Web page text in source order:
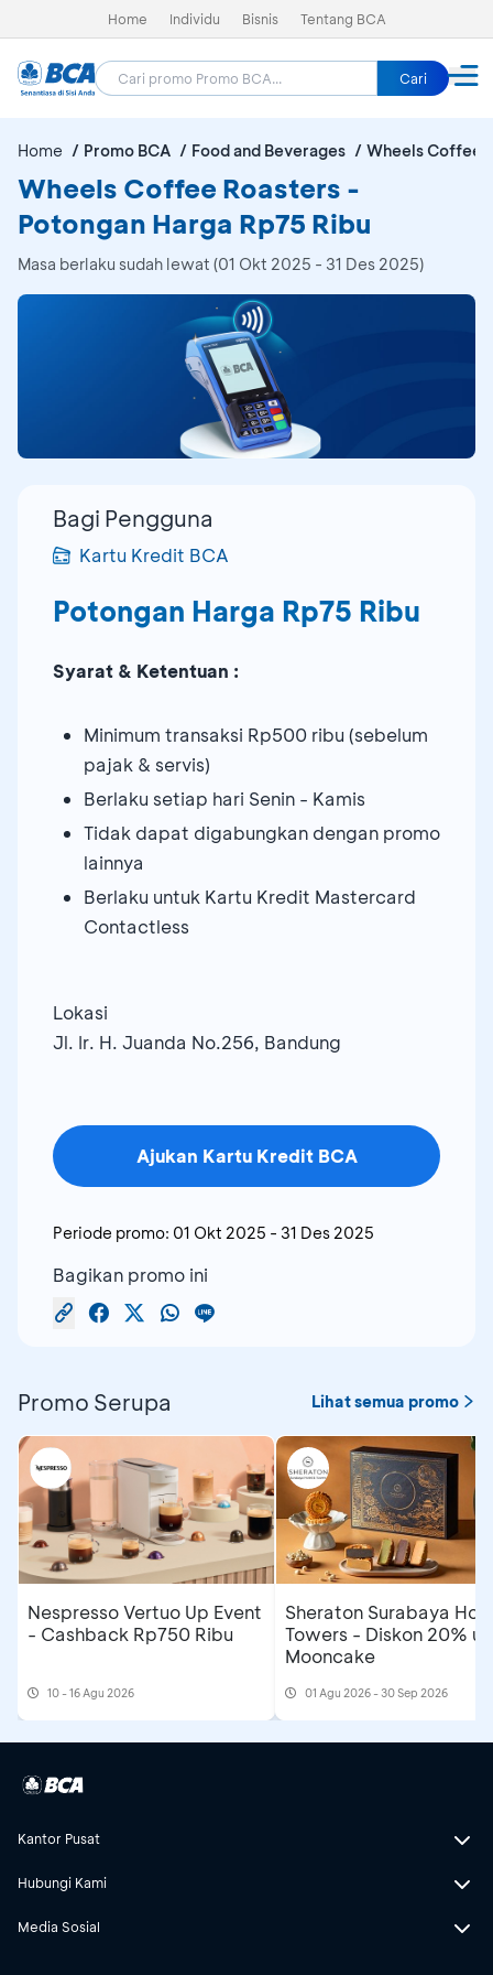
Home Individu Bisnis Tentang BCA
Cari
Home Promo BCA Food and Beverages Wheels Coffee
Wheels Coffee Roasters -
Potongan Harga Rp75 Ribu
Masa berlaku sudah lewat (01 Okt 2025 - 31 Des 2025)
Bagi Pengguna
Kartu Kredit BCA
Potongan Harga Rp75 Ribu
Syarat & Ketentuan :
Minimum transaksi Rp500 ribu (sebelum
pajak & servis)
Berlaku setiap hari Senin - Kamis
Tidak dapat digabungkan dengan promo
lainnya
Berlaku untuk Kartu Kredit Mastercard
Contactless
Lokasi
Jl. Ir. H. Juanda No.256, Bandung
Ajukan Kartu Kredit BCA
Periode promo: 01 Okt 2025 - 31 Des 2025
Bagikan promo ini
Promo Serupa Lihat semua promo
Nespresso Vertuo Up Event
- Cashback Rp750 Ribu
10 - 16 Agu 2026
Sheraton Surabaya
Towers - Diskon 20%
Mooncake
01 Agu 2026 - 30 Sep 2026
Kantor Pusat
Hubungi Kami
Media Sosial